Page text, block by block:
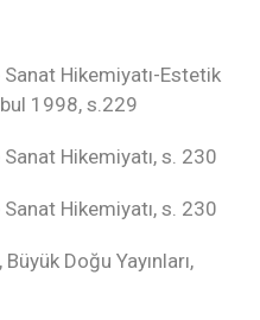
Hikemiyatı-Estetik
1998, s.229
Hikemiyatı, s. 230
Hikemiyatı, s. 230
Doğu Yayınları,